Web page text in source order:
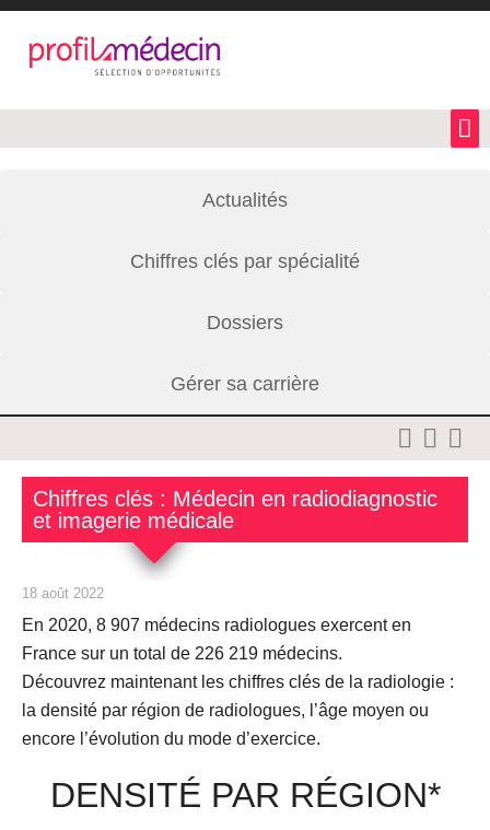
Actualités
Chiffres clés par spécialité
Dossiers
Gérer sa carrière
Chiffres clés : Médecin en radiodiagnostic
et imagerie médicale
18 août 2022
En 2020, 8 907 médecins radiologues exercent en
France sur un total de 226 219 médecins.
Découvrez maintenant les chiffres clés de la radiologie :
la densité par région de radiologues, l’âge moyen ou
encore l’évolution du mode d’exercice.
DENSITÉ PAR RÉGION*